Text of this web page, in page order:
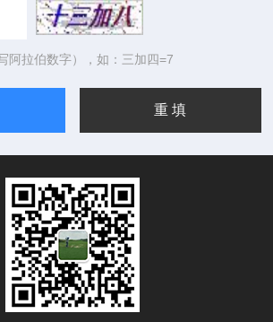
阿拉伯数字），如：三加四=7